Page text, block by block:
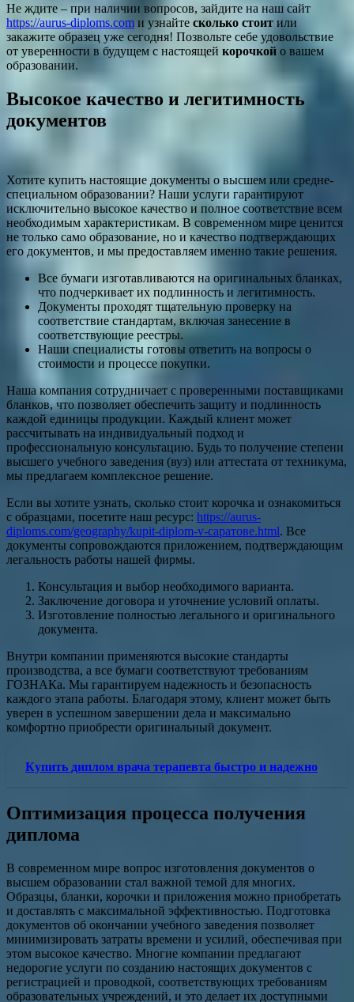
Не ждите – при наличии вопросов, зайдите на наш сайт
https://aurus-diploms.com и узнайте сколько стоит или
закажите образец уже сегодня! Позвольте себе удовольствие
от уверенности в будущем с настоящей корочкой о вашем
образовании.
Высокое качество и легитимность
документов
Хотите купить настоящие документы о высшем или средне-
специальном образовании? Наши услуги гарантируют
исключительно высокое качество и полное соответствие всем
необходимым характеристикам. В современном мире ценится
не только само образование, но и качество подтверждающих
его документов, и мы предоставляем именно такие решения.
Все бумаги изготавливаются на оригинальных бланках,
что подчеркивает их подлинность и легитимность.
Документы проходят тщательную проверку на
соответствие стандартам, включая занесение в
соответствующие реестры.
Наши специалисты готовы ответить на вопросы о
стоимости и процессе покупки.
Наша компания сотрудничает с проверенными поставщиками
бланков, что позволяет обеспечить защиту и подлинность
каждой единицы продукции. Каждый клиент может
рассчитывать на индивидуальный подход и
профессиональную консультацию. Будь то получение степени
высшего учебного заведения (вуз) или аттестата от техникума,
мы предлагаем комплексное решение.
Если вы хотите узнать, сколько стоит корочка и ознакомиться
с образцами, посетите наш ресурс: https://aurus-
diploms.com/geography/kupit-diplom-v-саратове.html. Все
документы сопровождаются приложением, подтверждающим
легальность работы нашей фирмы.
Консультация и выбор необходимого варианта.
Заключение договора и уточнение условий оплаты.
Изготовление полностью легального и оригинального
документа.
Внутри компании применяются высокие стандарты
производства, а все бумаги соответствуют требованиям
ГОЗНАКа. Мы гарантируем надежность и безопасность
каждого этапа работы. Благодаря этому, клиент может быть
уверен в успешном завершении дела и максимально
комфортно приобрести оригинальный документ.
Купить диплом врача терапевта быстро и надежно
Оптимизация процесса получения
диплома
В современном мире вопрос изготовления документов о
высшем образовании стал важной темой для многих.
Образцы, бланки, корочки и приложения можно приобретать
и доставлять с максимальной эффективностью. Подготовка
документов об окончании учебного заведения позволяет
минимизировать затраты времени и усилий, обеспечивая при
этом высокое качество. Многие компании предлагают
недорогие услуги по созданию настоящих документов с
регистрацией и проводкой, соответствующих требованиям
образовательных учреждений, и это делает их доступными